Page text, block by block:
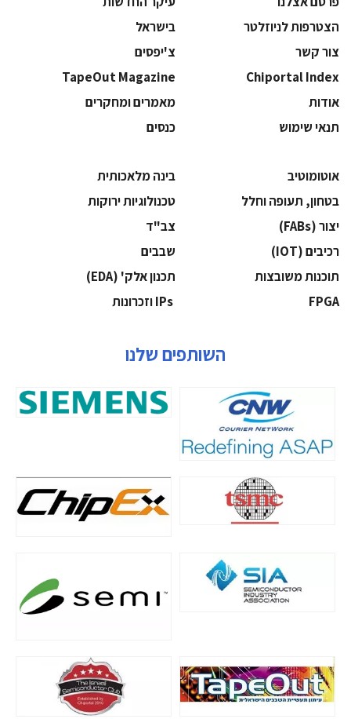
הצטרפות לניוזלטר
בישראל
צור קשר
צ'יפסים
Chiportal Index
TapeOut Magazine
אודות
מאמרים ומחקרים
תנאי שימוש
כנסים
אוטומוטיב
בינה מלאכותית
בטחון, תעופה וחלל
‫טכנולוגיות ירוקות‬
‫יצור (‪(FABs‬‬
‫צב"ד‬
‫רכיבים‬ (IOT)
‫שבבים‬
‫תוכנות משובצות‬
‫תכנון אלק' (‪(EDA‬‬
‫‪FPGA‬‬
השותפים שלנו